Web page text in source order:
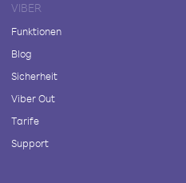
VIBER
Funktionen
Blog
Sicherheit
Viber Out
Tarife
Support